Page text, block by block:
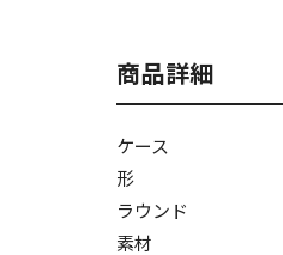
商品詳細
ケース
形
ラウンド
素材